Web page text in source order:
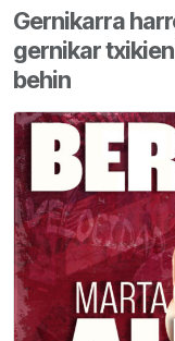
Gernikarra
gernikar
behin